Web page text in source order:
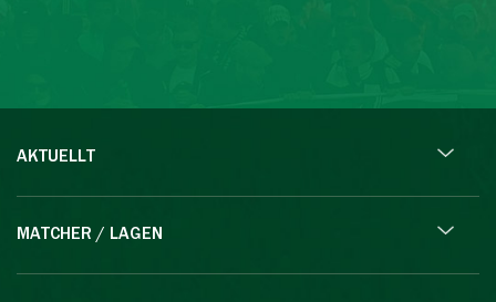
AKTUELLT
MATCHER / LAGEN